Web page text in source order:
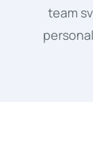
team